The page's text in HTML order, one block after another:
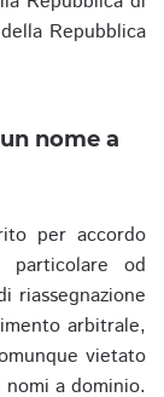
Repubblica
nome a
per accordo
od
riassegnazione
arbitrale,
vietato
a dominio.